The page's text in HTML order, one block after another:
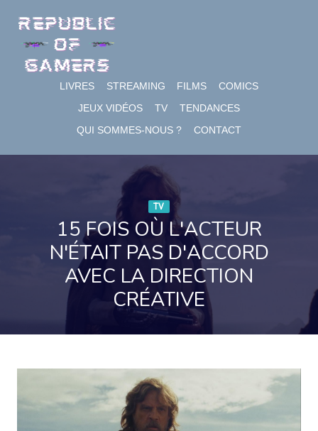
content
LIVRES STREAMING FILMS
COMICS
JEUX VIDÉOS
TV
TENDANCES
QUI SOMMES-NOUS ?
CONTACT
TV
15 FOIS OÙ L'ACTEUR
N'ÉTAIT PAS D'ACCORD
AVEC LA DIRECTION
CRÉATIVE